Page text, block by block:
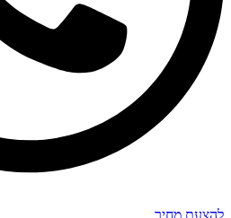
להצעת מחיר